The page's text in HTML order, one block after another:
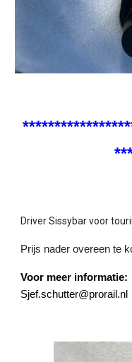
Driver Sissybar voor
Prijs nader overeen te
Voor meer informatie:
Sjef.schutter@prorail.nl